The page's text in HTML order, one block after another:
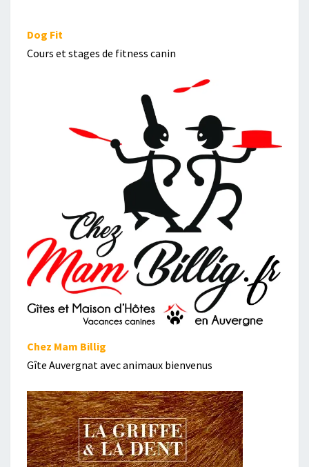
Dog Fit
Cours et stages de fitness canin
Chez Mam Billig
Gîte Auvergnat avec animaux bienvenus